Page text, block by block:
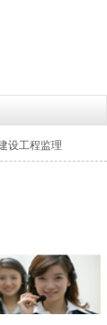
设工程监理